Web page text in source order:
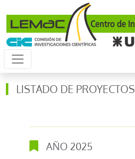
Pasar al contenido principal
LISTADO DE PROYECTOS
AÑO 2025